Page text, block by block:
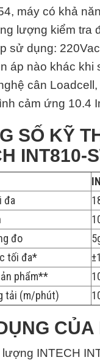
máy có khả
lượng kiểm tra
sử dụng:
áp nào khác khi
cân
cảm ứng 10.4
SỐ KỸ
INT810-
đa
đo
tối đa*
phẩm**
tải (m/phút)
CỦA
lượng INTECH